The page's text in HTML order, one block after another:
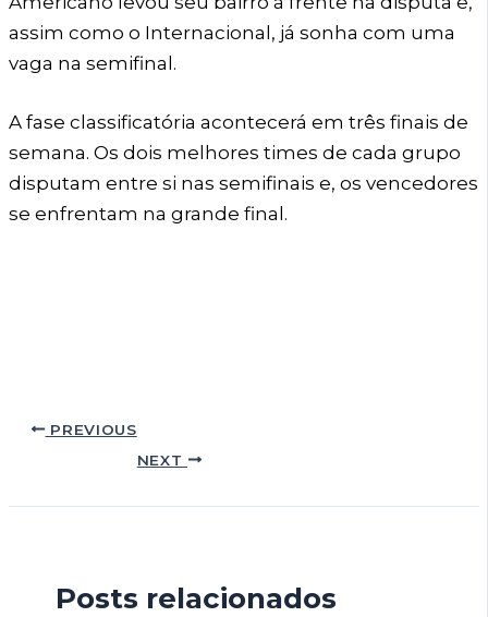
assim como o Internacional, já sonha com uma
vaga na semifinal.
A fase classificatória acontecerá em três finais de
semana. Os dois melhores times de cada grupo
disputam entre si nas semifinais e, os vencedores
se enfrentam na grande final.
PREVIOUS
NEXT
Posts relacionados